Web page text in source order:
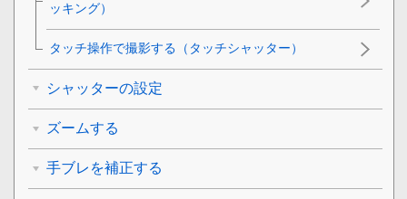
ッキング）
タッチ操作で撮影する（ タッチシャッター）
シャッターの設定
ズームする
手ブレを補正する